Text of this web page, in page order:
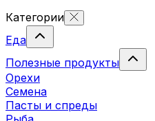
Категории
Еда
Полезные продукты
Орехи
Семена
Пасты и спреды